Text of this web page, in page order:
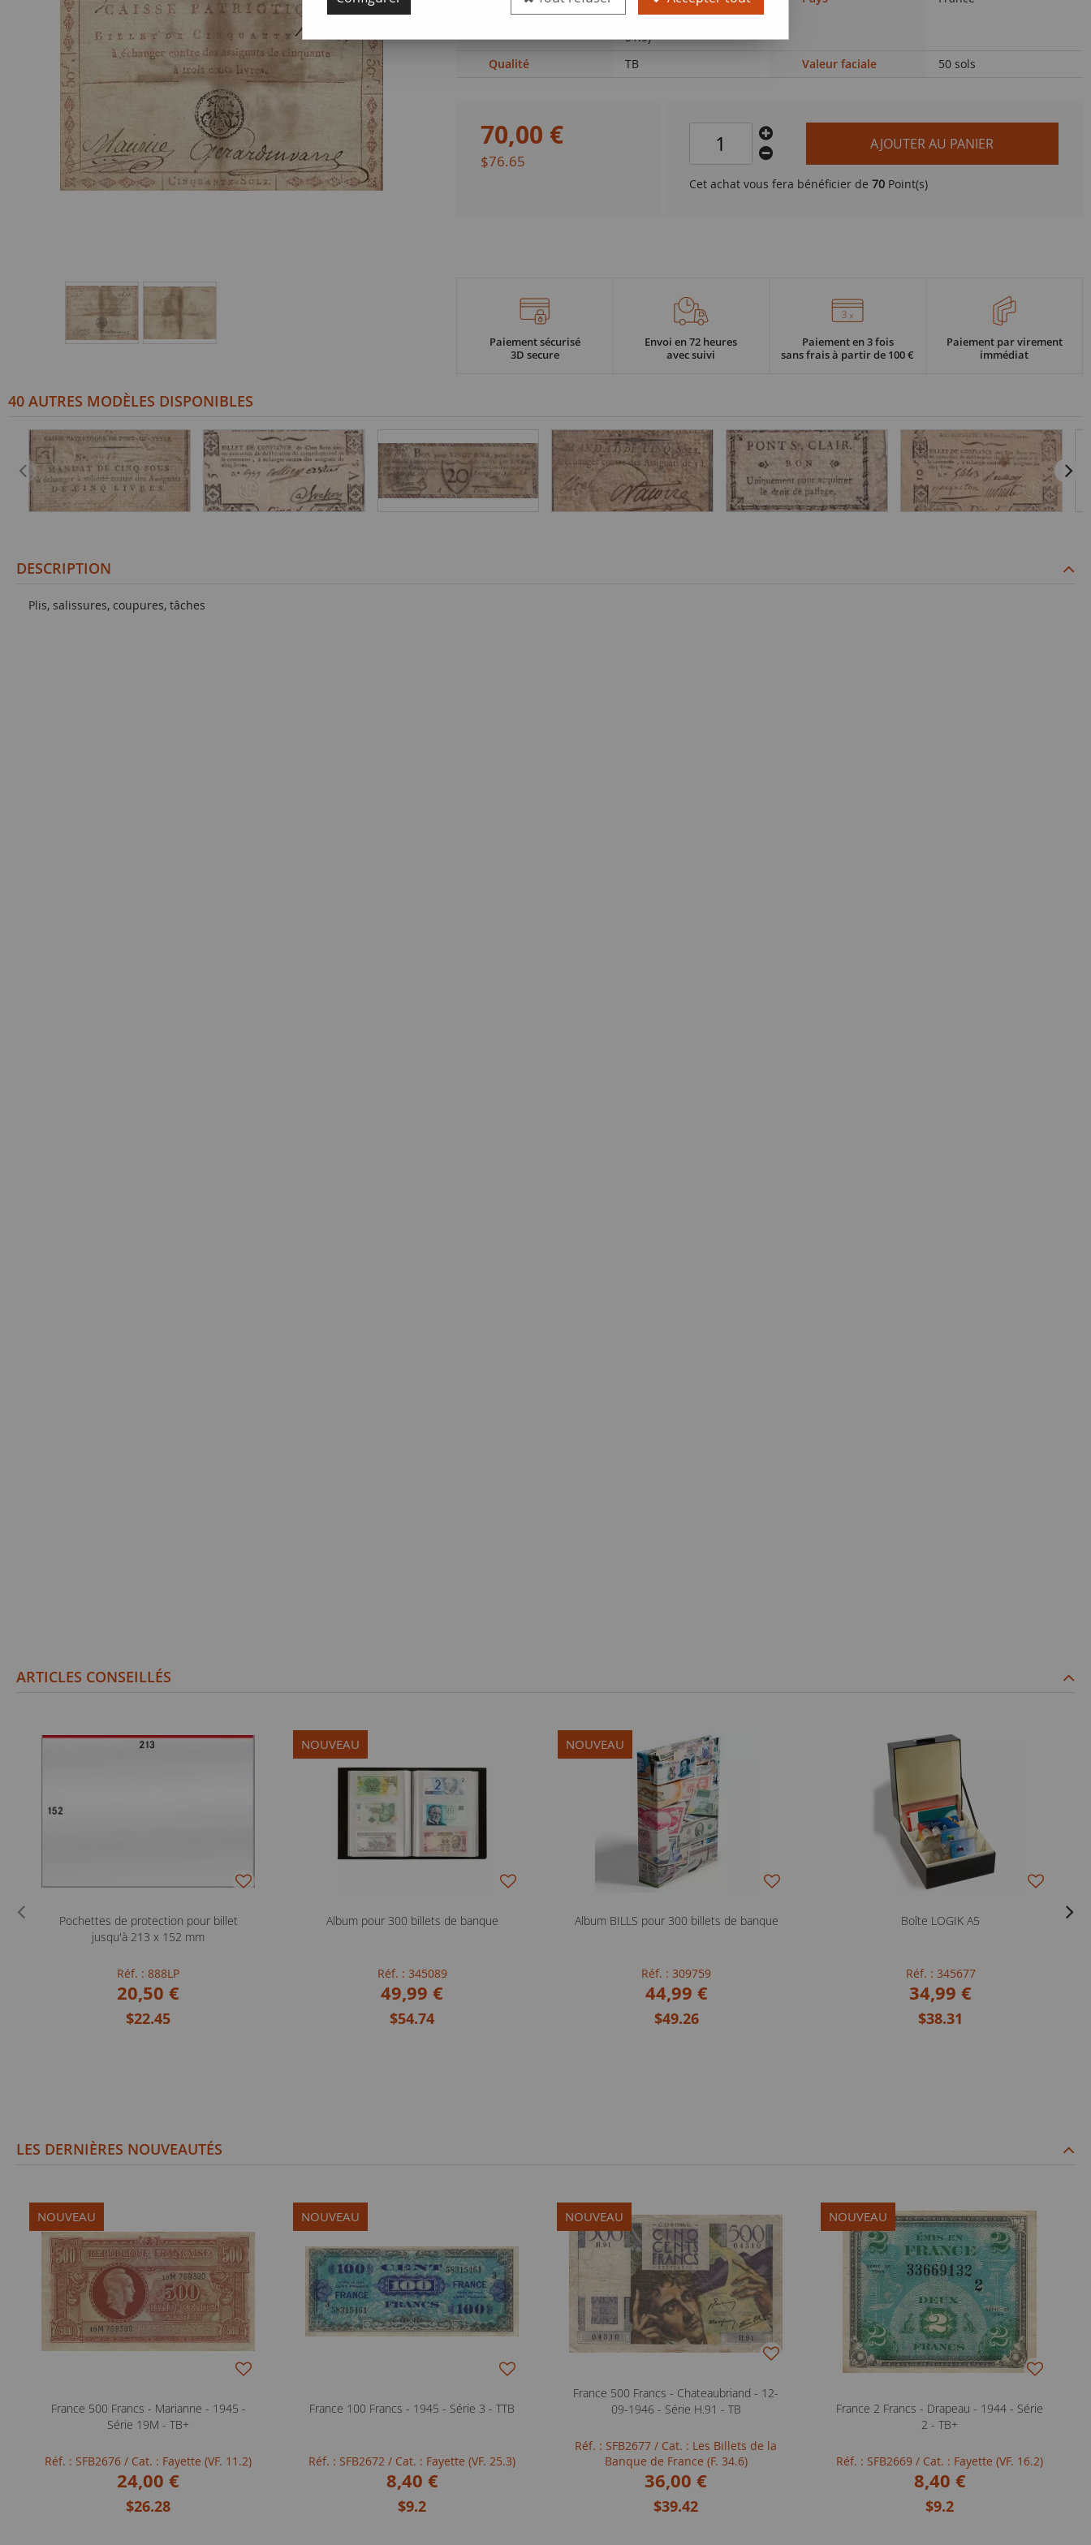
de la Révolution
51.9)
Qualité TB Valeur faciale 50 sols
70,00 €
$76.65
AJOUTER AU PANIER
Cet achat vous fera bénéficier de70 Point(s)
Paiement sécurisé
3D secure
Envoi en 72 heures
avec suivi
Paiement en 3 fois
sans frais à partir de 100 €
Paiement par virement
immédiat
40 AUTRES MODÈLES DISPONIBLES
DESCRIPTION
Plis, salissures, coupures, tâches
ARTICLES CONSEILLÉS
Pochettes de protection pour billet
jusqu'à 213 x 152 mm
Réf. : 888LP
20,50 €
$22.45
NOUVEAU
Album pour 300 billets de banque
Réf. : 345089
49,99 €
$54.74
NOUVEAU
Album BILLS pour 300 billets de banque
Réf. : 309759
44,99 €
$49.26
Boîte LOGIK A5
Réf. : 345677
34,99 €
$38.31
LES DERNIÈRES NOUVEAUTÉS
NOUVEAU
France 500 Francs - Marianne - 1945 -
Série 19M - TB+
Réf. : SFB2676 / Cat. : Fayette (VF. 11.2)
24,00 €
$26.28
NOUVEAU
France 100 Francs - 1945 - Série 3 - TTB
Réf. : SFB2672 / Cat. : Fayette (VF. 25.3)
8,40 €
$9.2
NOUVEAU
France 500 Francs - Chateaubriand - 12-
09-1946 - Série H.91 - TB
Réf. : SFB2677 / Cat. : Les Billets de la
Banque de France (F. 34.6)
36,00 €
$39.42
NOUVEAU
France 2 Francs - Drapeau - 1944 - Série
2 - TB+
Réf. : SFB2669 / Cat. : Fayette (VF. 16.2)
8,40 €
$9.2